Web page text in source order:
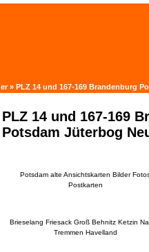
» PLZ 14 und 167-169 Brandenburg
PLZ 14 und 167-169
Potsdam Jüterbog
Potsdam alte Ansichtskarten Bilder
Postkarten
Brieselang Friesack Groß Behnitz Ketzin
Tremmen Havelland